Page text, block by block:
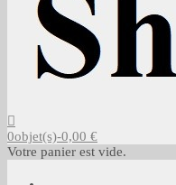
0objet(s)-0,00 €
Votre panier est vide.